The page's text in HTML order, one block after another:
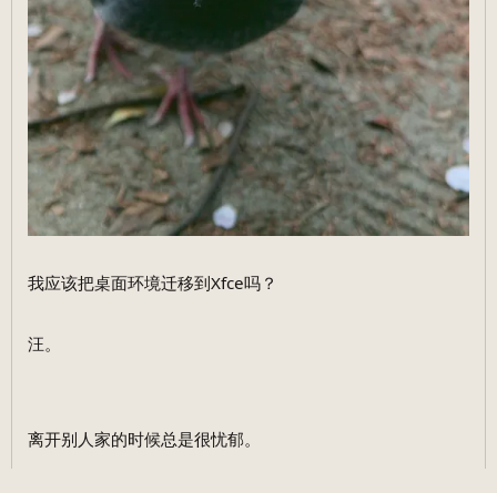
我应该把桌面环境迁移到Xfce吗？
汪。
离开别人家的时候总是很忧郁。